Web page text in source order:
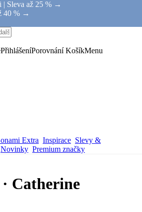
| Sleva až 25 % →
40 % →
PřihlášeníPorovnání KošíkMenu
Extra Inspirace Slevy &
Novinky Premium značky
Catherine